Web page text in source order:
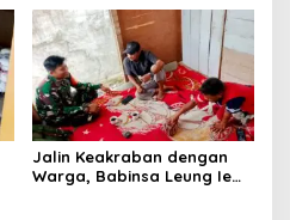
Jalin Keakraban dengan
Warga, Babinsa Leung Ie